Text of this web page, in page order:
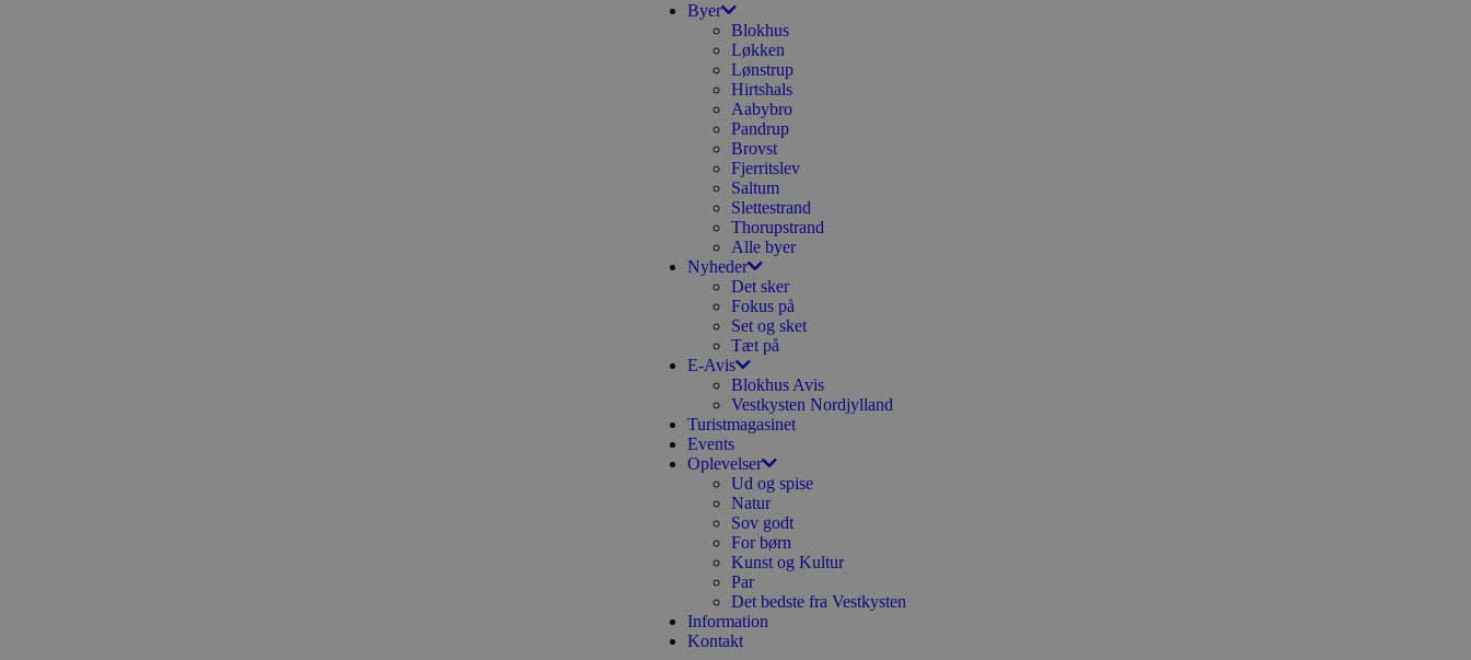
Byer
Blokhus
Løkken
Lønstrup
Hirtshals
Aabybro
Pandrup
Brovst
Fjerritslev
Saltum
Slettestrand
Thorupstrand
Alle byer
Nyheder
Det sker
Fokus på
Set og sket
Tæt på
E-Avis
Blokhus Avis
Vestkysten Nordjylland
Turistmagasinet
Events
Oplevelser
Ud og spise
Natur
Sov godt
For børn
Kunst og Kultur
Par
Det bedste fra Vestkysten
Information
Kontakt